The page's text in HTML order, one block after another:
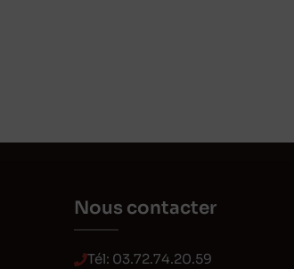
Nous contacter
Tél: 03.72.74.20.59